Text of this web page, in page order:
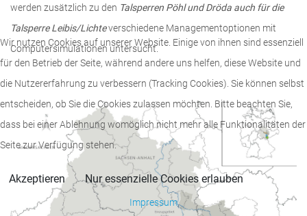
werden zusätzlich zu den Talsperren Pöhl und Dröda auch für die
Talsperre Leibis/Lichteverschiedene Managementoptionen mit
Computersimulationen untersucht.
Wir nutzen Cookies auf unserer Website. Einige von ihnen sind essenziell
für den Betrieb der Seite, während andere uns helfen, diese Website und
die Nutzererfahrung zu verbessern (Tracking Cookies). Sie können selbst
entscheiden, ob Sie die Cookies zulassen möchten. Bitte beachten Sie,
dass bei einer Ablehnung womöglich nicht mehr alle Funktionalitäten der
Seite zur Verfügung stehen.
Akzeptieren Nur essenzielle Cookies erlauben
Impressum